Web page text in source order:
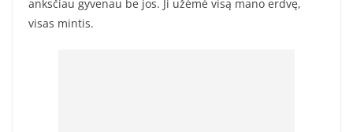
anksčiau gyvenau be jos. Ji užėmė visą mano erdvę,
visas mintis.